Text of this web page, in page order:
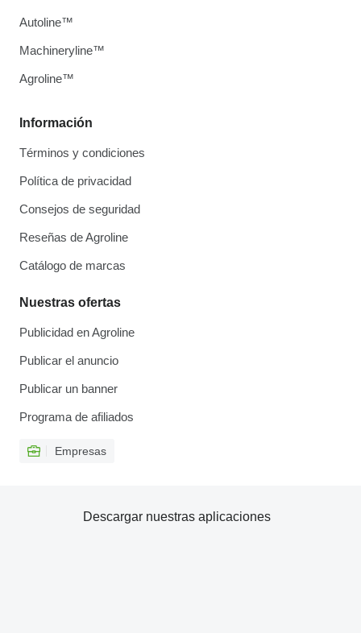
Información
Términos y condiciones
Política de privacidad
Consejos de seguridad
Reseñas de Agroline
Catálogo de marcas
Nuestras ofertas
Publicidad en Agroline
Publicar el anuncio
Publicar un banner
Programa de afiliados
Empresas
Autoline™
Machineryline™
Agroline™
Descargar nuestras aplicaciones